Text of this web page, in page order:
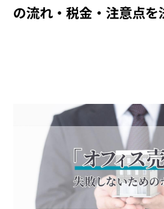
の流れ・税金・注意点